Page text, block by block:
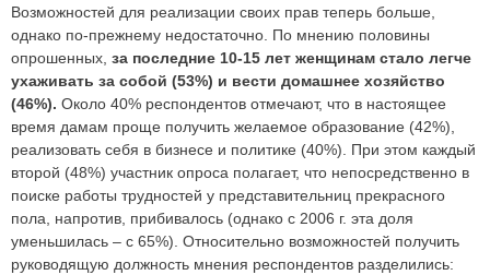
Возможностей для реализации своих прав теперь больше,
однако по-прежнему недостаточно. По мнению половины
опрошенных, за последние 10-15 лет женщинам стало легче
ухаживать за собой (53%) и вести домашнее хозяйство
(46%). Около 40% респондентов отмечают, что в настоящее
время дамам проще получить желаемое образование (42%),
реализовать себя в бизнесе и политике (40%). При этом каждый
второй (48%) участник опроса полагает, что непосредственно в
поиске работы трудностей у представительниц прекрасного
пола, напротив, прибивалось (однако с 2006 г. эта доля
уменьшилась – с 65%). Относительно возможностей получить
руководящую должность мнения респондентов разделились: